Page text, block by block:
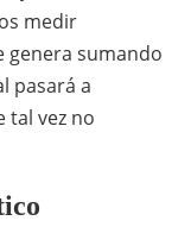
medir
genera sumando
pasará a
tal vez no